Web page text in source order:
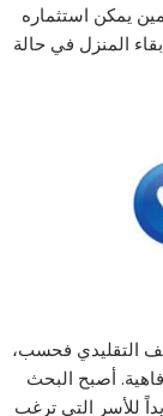
يمكن استثماره
المنزل في حالة
التقليدي فحسب،
أصبح البحث
للأسر التي ترغب